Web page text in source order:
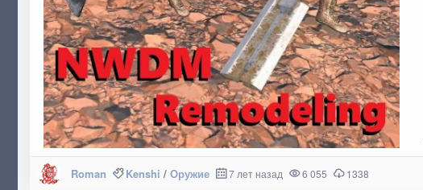
Roman Kenshi / Оружие 7 лет назад 6 055 1338